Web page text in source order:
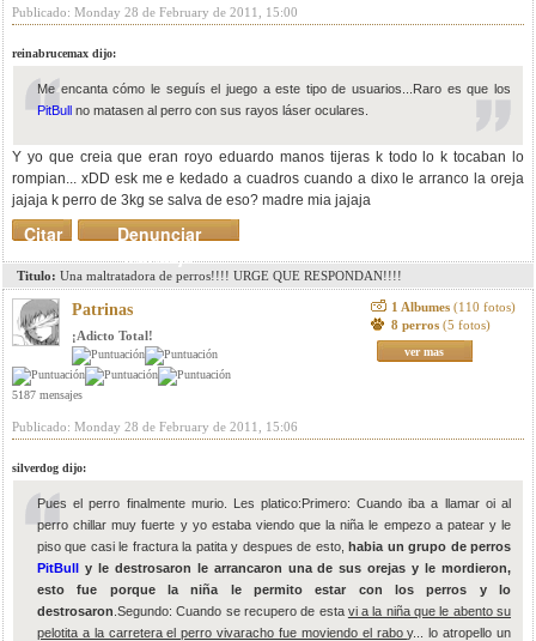
Publicado: Monday 28 de February de 2011, 15:00
reinabrucemax dijo:
Me encanta cómo le seguís el juego a este tipo de usuarios...Raro es que los
PitBull no matasen al perro con sus rayos láser oculares.
Y yo que creia que eran royo eduardo manos tijeras k todo lo k tocaban lo
rompian... xDD esk me e kedado a cuadros cuando a dixo le arranco la oreja
jajaja k perro de 3kg se salva de eso? madre mia jajaja
Denunciar
mensaje
Citar
Titulo: Una maltratadora de perros!!!! URGE QUE RESPONDAN!!!!
Patrinas
¡Adicto Total!
5187 mensajes
1 Albumes (110 fotos)
8 perros (5 fotos)
ver mas
Publicado: Monday 28 de February de 2011, 15:06
silverdog dijo:
Pues el perro finalmente murio. Les platico:Primero: Cuando iba a llamar oi al
perro chillar muy fuerte y yo estaba viendo que la niña le empezo a patear y le
piso que casi le fractura la patita y despues de esto,habia un grupo de perros
PitBull y le destrosaron le arrancaron una de sus orejas y le mordieron,
esto fue porque la niña le permito estar con los perros y lo
destrosaron .Segundo: Cuando se recupero de esta vi a la niña que le abento su
pelotita a la carretera el perro vivaracho fue moviendo el raboy... lo atropello un